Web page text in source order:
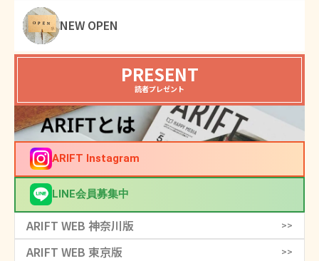
NEW OPEN
PRESENT
読者プレゼント
ARIFT Instagram
LINE会員募集中
ARIFT WEB 神奈川版 >>
ARIFT WEB 東京版 >>